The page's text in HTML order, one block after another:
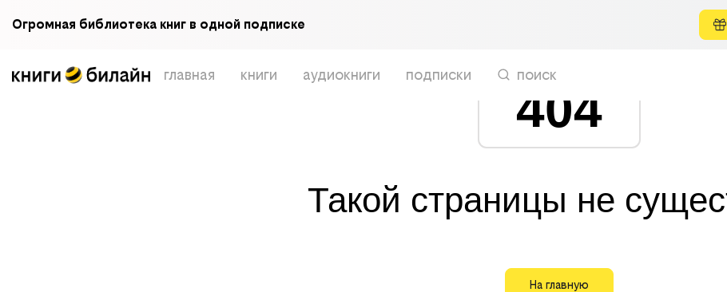
Огромная библиотека книг в одной подписке
главная книги аудиокниги подписки поиск
404
Такой страницы не
На главную